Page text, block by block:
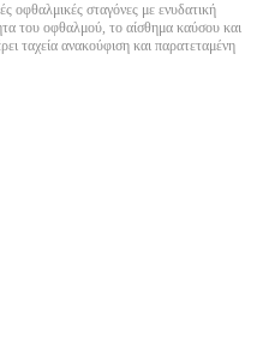
οφθαλμικές σταγόνες με ενυδατική
του οφθαλμού, το αίσθημα καύσου και
ταχεία ανακούφιση και παρατεταμένη